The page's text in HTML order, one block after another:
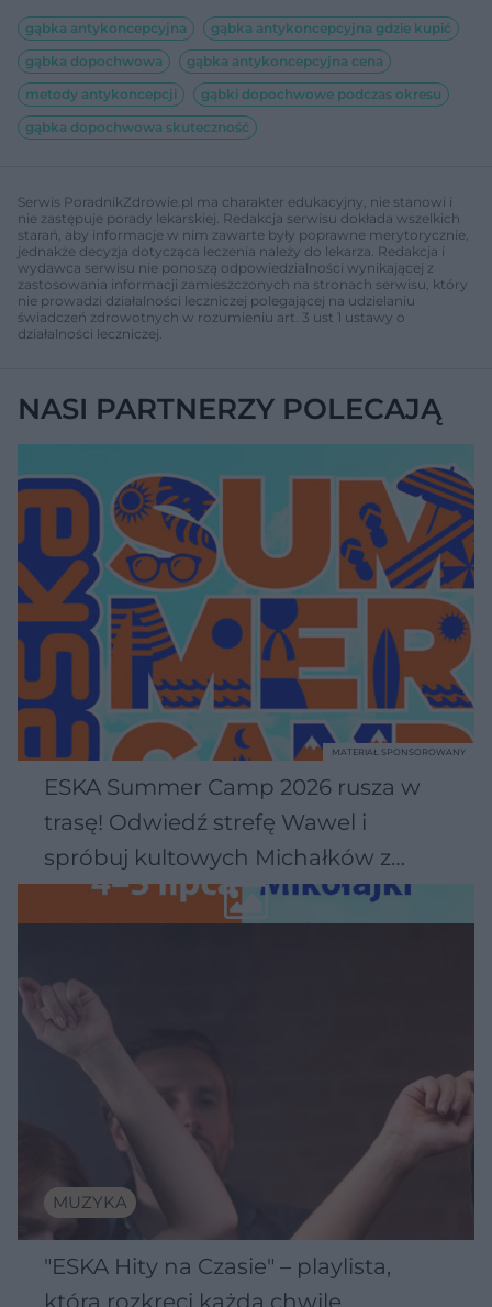
gąbka antykoncepcyjna
gąbka antykoncepcyjna gdzie kupić
gąbka dopochwowa
gąbka antykoncepcyjna cena
metody antykoncepcji
gąbki dopochwowe podczas okresu
gąbka dopochwowa skuteczność
Serwis PoradnikZdrowie.pl ma charakter edukacyjny, nie stanowi i
nie zastępuje porady lekarskiej. Redakcja serwisu dokłada wszelkich
starań, aby informacje w nim zawarte były poprawne merytorycznie,
jednakże decyzja dotycząca leczenia należy do lekarza. Redakcja i
wydawca serwisu nie ponoszą odpowiedzialności wynikającej z
zastosowania informacji zamieszczonych na stronach serwisu, który
nie prowadzi działalności leczniczej polegającej na udzielaniu
świadczeń zdrowotnych w rozumieniu art. 3 ust 1 ustawy o
działalności leczniczej.
NASI PARTNERZY POLECAJĄ
ESKA Summer Camp 2026 rusza w
trasę! Odwiedź strefę Wawel i
spróbuj kultowych Michałków z
Wawelu
MATERIAŁ SPONSOROWANY
MUZYKA
"ESKA Hity na Czasie" – playlista,
która rozkręci każdą chwilę